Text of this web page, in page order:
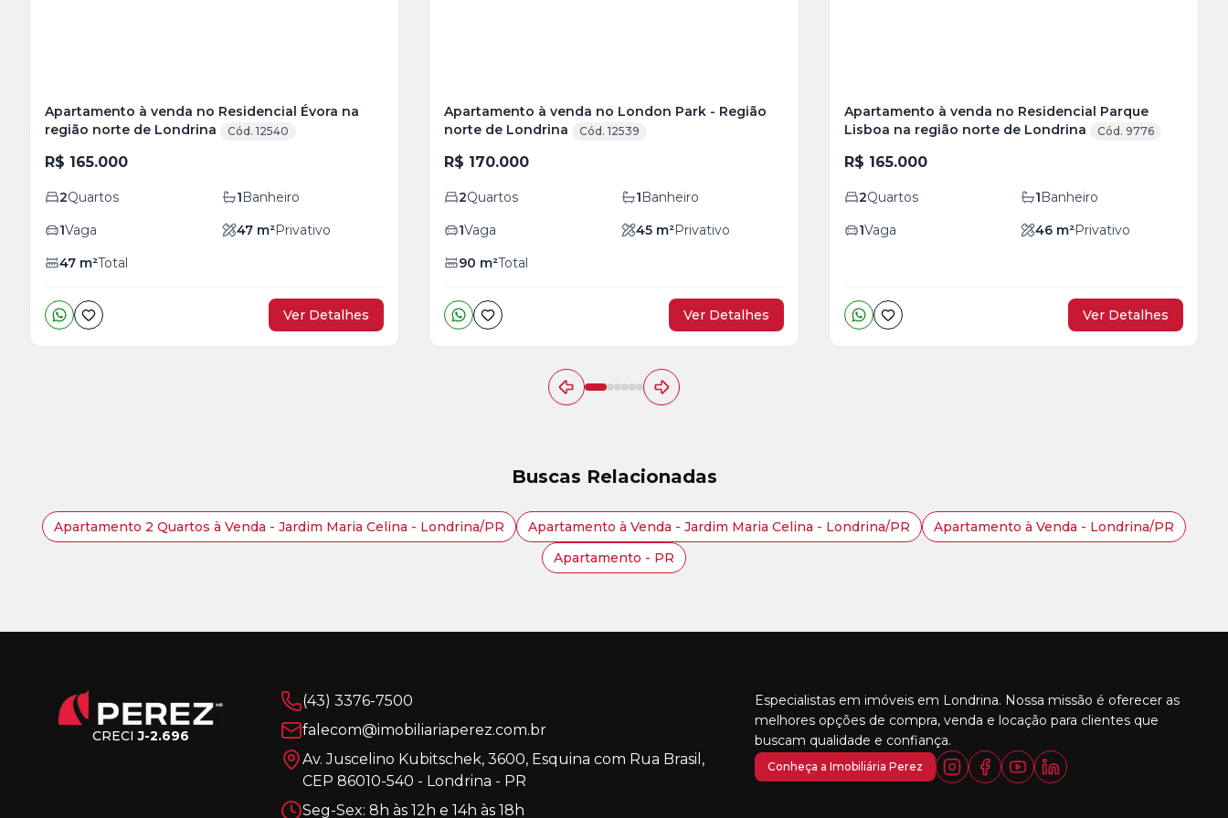
Apartamento à venda no Residencial Évora na
região norte de Londrina
Cód. 12540
R$ 165.000
2Quartos 1Banheiro
1Vaga 47m²Privativo
47 m²Total
Ver Detalhes
Apartamento à venda no London Park - Região
norte de Londrina
Cód. 12539
R$ 170.000
2Quartos 1Banheiro
1Vaga 45m²Privativo
90 m²Total
Ver Detalhes
Apartamento à venda no Residencial Parque
Lisboa na região norte de Londrina
Cód. 9776
R$ 165.000
2Quartos 1Banheiro
1Vaga 46 m²Privativo
Ver Detalhes
Buscas Relacionadas
Apartamento 2 Quartos à Venda - Jardim Maria Celina - Londrina/PR Apartamento à Venda - Jardim Maria Celina - Londrina/PR
Apartamento à Venda - Londrina/PR
Apartamento - PR
CRECIJ-2.696
(43) 3376-7500
falecom@imobiliariaperez.com.br
Av. Juscelino Kubitschek, 3600, Esquina com Rua Brasil,
CEP 86010-540 - Londrina - PR
Seg-Sex: 8h às 12h e 14h às 18h
Especialistas em imóveis em Londrina. Nossa missão é oferecer as
melhores opções de compra, venda e locação para clientes que
buscam qualidade e confiança.
Conheça a Imobiliária Perez